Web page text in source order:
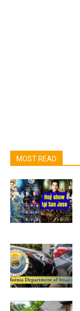
MOST READ